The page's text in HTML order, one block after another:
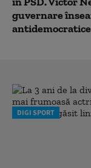
guvernare
antidemocratice
DIGI SPORT